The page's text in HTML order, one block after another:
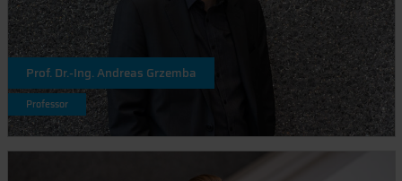
Prof. Dr.-Ing. Andreas Grzemba
Professor